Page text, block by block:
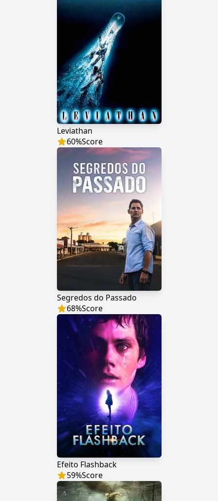
Leviathan
60%Score
Segredos do Passado
68%Score
Efeito Flashback
59%Score